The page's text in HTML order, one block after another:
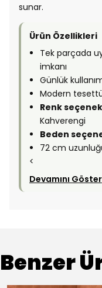
sunar.
Ürün Özellikleri
Tek parçada
imkanı
Günlük
Modern
Renk
Kahverengi
Beden
72 cm
<
Devamını Göster
Benzer